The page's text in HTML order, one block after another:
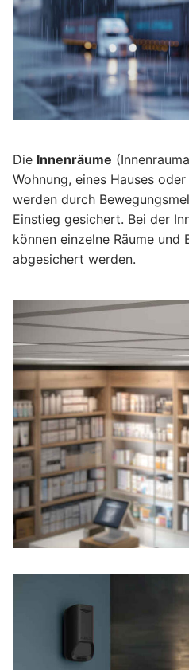
Die Innenräume
Wohnung, eines Hauses
werden durch
Einstieg gesichert. Bei der
können einzelne Räume und
abgesichert werden.